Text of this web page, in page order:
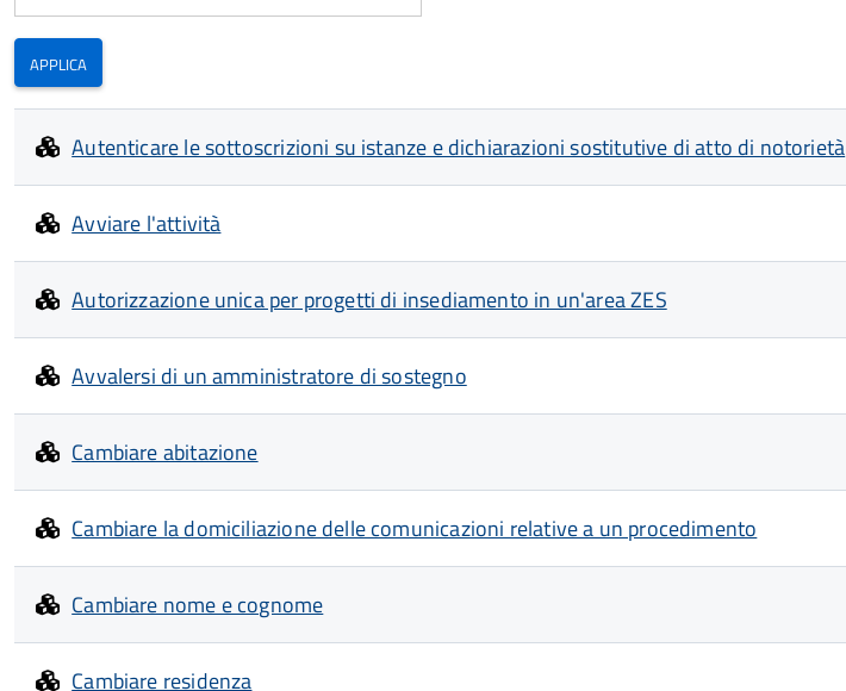
Autenticare le sottoscrizioni su istanze e dichiarazioni sostitutive di atto di notorietà
Avviare l'attività
Autorizzazione unica per progetti di insediamento in un'area ZES
Avvalersi di un amministratore di sostegno
Cambiare abitazione
Cambiare la domiciliazione delle comunicazioni relative a un procedimento
Cambiare nome e cognome
Cambiare residenza